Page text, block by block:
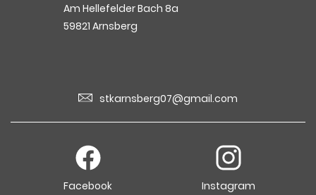
Am Hellefelder Bach 8a
59821 Arnsberg
stkarnsberg07@gmail.com
Facebook Instagram